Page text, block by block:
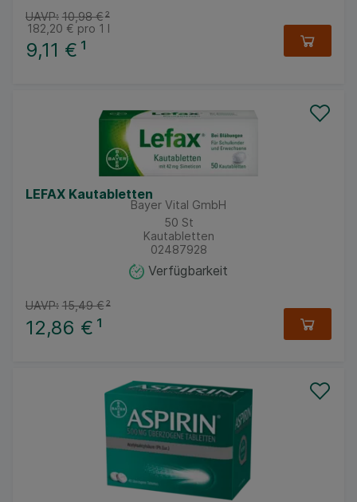
9,11 € ¹
UAVP: 10,98 €²
182,20 € pro 1 l
LEFAX Kautabletten
Bayer Vital GmbH
50 St
Kautabletten
02487928
Verfügbarkeit
12,86 € ¹
UAVP: 15,49 €²